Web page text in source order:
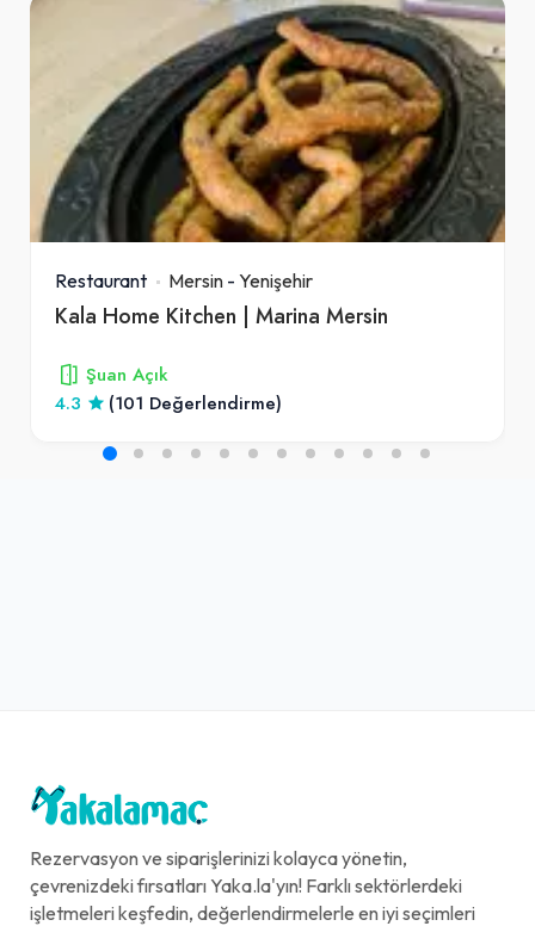
Restaurant Mersin - Yenişehir
Kala Home Kitchen | Marina Mersin
Şuan Açık
4.3
(101 Değerlendirme)
Rezervasyon ve siparişlerinizi kolayca yönetin,
çevrenizdeki fırsatları Yaka.la'yın! Farklı sektörlerdeki
işletmeleri keşfedin, değerlendirmelerle en iyi seçimleri